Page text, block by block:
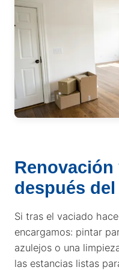
después
Si tras el vaciado
encargamos: pintar
azulejos o una
las estancias listas